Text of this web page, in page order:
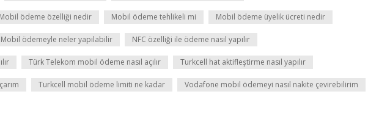
Mobil ödeme özelliği nedir Mobil ödeme tehlikeli mi Mobil ödeme üyelik ücreti nedir
Mobil ödemeyle neler yapılabilir NFC özelliği ile ödeme nasıl yapılır
Türk Telekom mobil ödeme nasıl açılır Turkcell hat aktifleştirme nasıl yapılır
Turkcell mobil ödeme limiti ne kadar Vodafone mobil ödemeyi nasıl nakite çevirebilirim